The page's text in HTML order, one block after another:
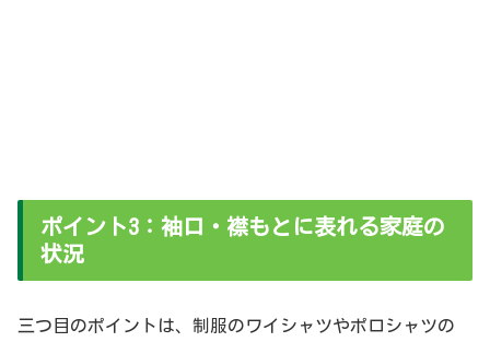
ポイント3：袖口・襟もとに表れる家庭の
状況
三つ目のポイントは、制服のワイシャツやポロシャツの